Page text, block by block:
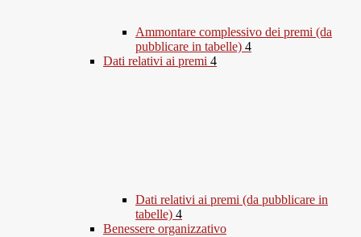
Ammontare complessivo dei premi (da
pubblicare in tabelle) 4
Dati relativi ai premi 4
Dati relativi ai premi (da pubblicare in
tabelle) 4
Benessere organizzativo